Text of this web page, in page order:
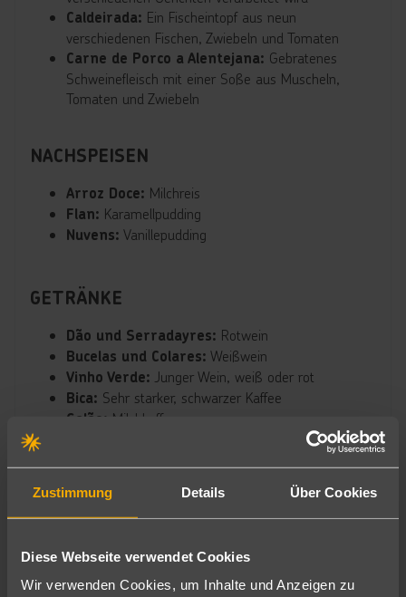
Zustimmung Details Über Cookies
Diese Webseite verwendet Cookies
Wir verwenden Cookies, um Inhalte und Anzeigen zu
Caldeirada: Ein Fischeintopf aus neun
verschiedenen Fischen, Zwiebeln und Tomaten
Carne de Porco a Alentejana: Gebratenes
Schweinefleisch mit einer Soße aus Muscheln,
Tomaten und Zwiebeln
NACHSPEISEN
Arroz Doce: Milchreis
Flan: Karamellpudding
Nuvens: Vanillepudding
GETRÄNKE
Dão und Serradayres: Rotwein
Bucelas und Colares: Weißwein
Vinho Verde: Junger Wein, weiß oder rot
Bica: Sehr starker, schwarzer Kaffee
Galão: Milchkaffee
Tee aus Zitronenschalen, der
Ob regionale oder internationale Spezialitäten – für jeden